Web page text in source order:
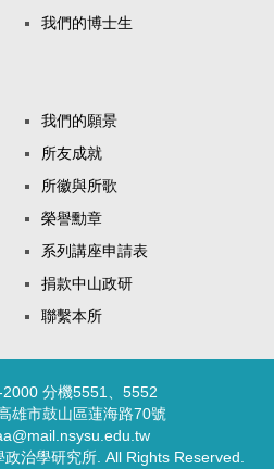
我們的博士生
我們的願景
所友成就
所徽與所歌
榮譽勳章
系列講座申請表
捐款中山政研
聯繫本所
分機5551、5552
雄市鼓山區蓮海路70號
治學研究所. All Rights Reserved.